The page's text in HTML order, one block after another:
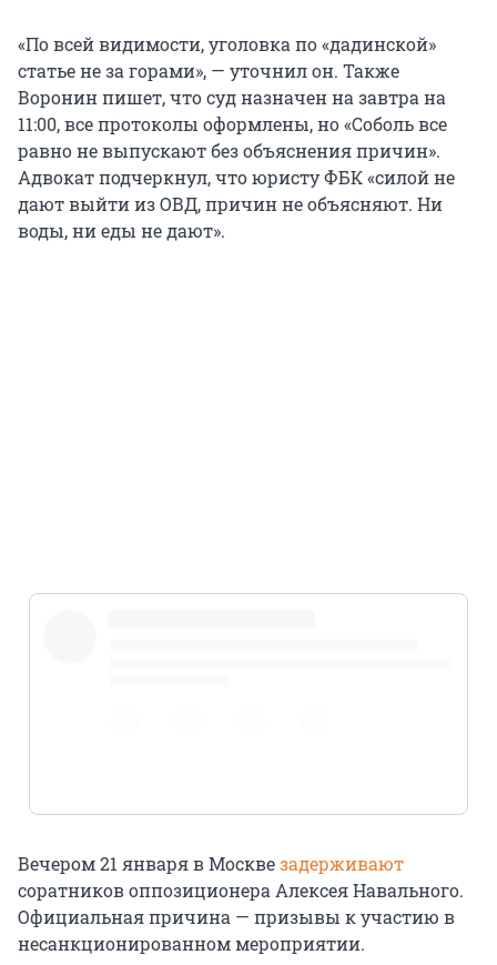
«По всей видимости, уголовка по «дадинской»
статье не за горами», — уточнил он. Также
Воронин пишет, что суд назначен на завтра на
11:00, все протоколы оформлены, но «Соболь все
равно не выпускают без объяснения причин».
Адвокат подчеркнул, что юристу ФБК «силой не
дают выйти из ОВД, причин не объясняют. Ни
воды, ни еды не дают».
Вечером 21 января в Москвезадерживают
соратников оппозиционера Алексея Навального.
Официальная причина — призывы к участию в
несанкционированном мероприятии.